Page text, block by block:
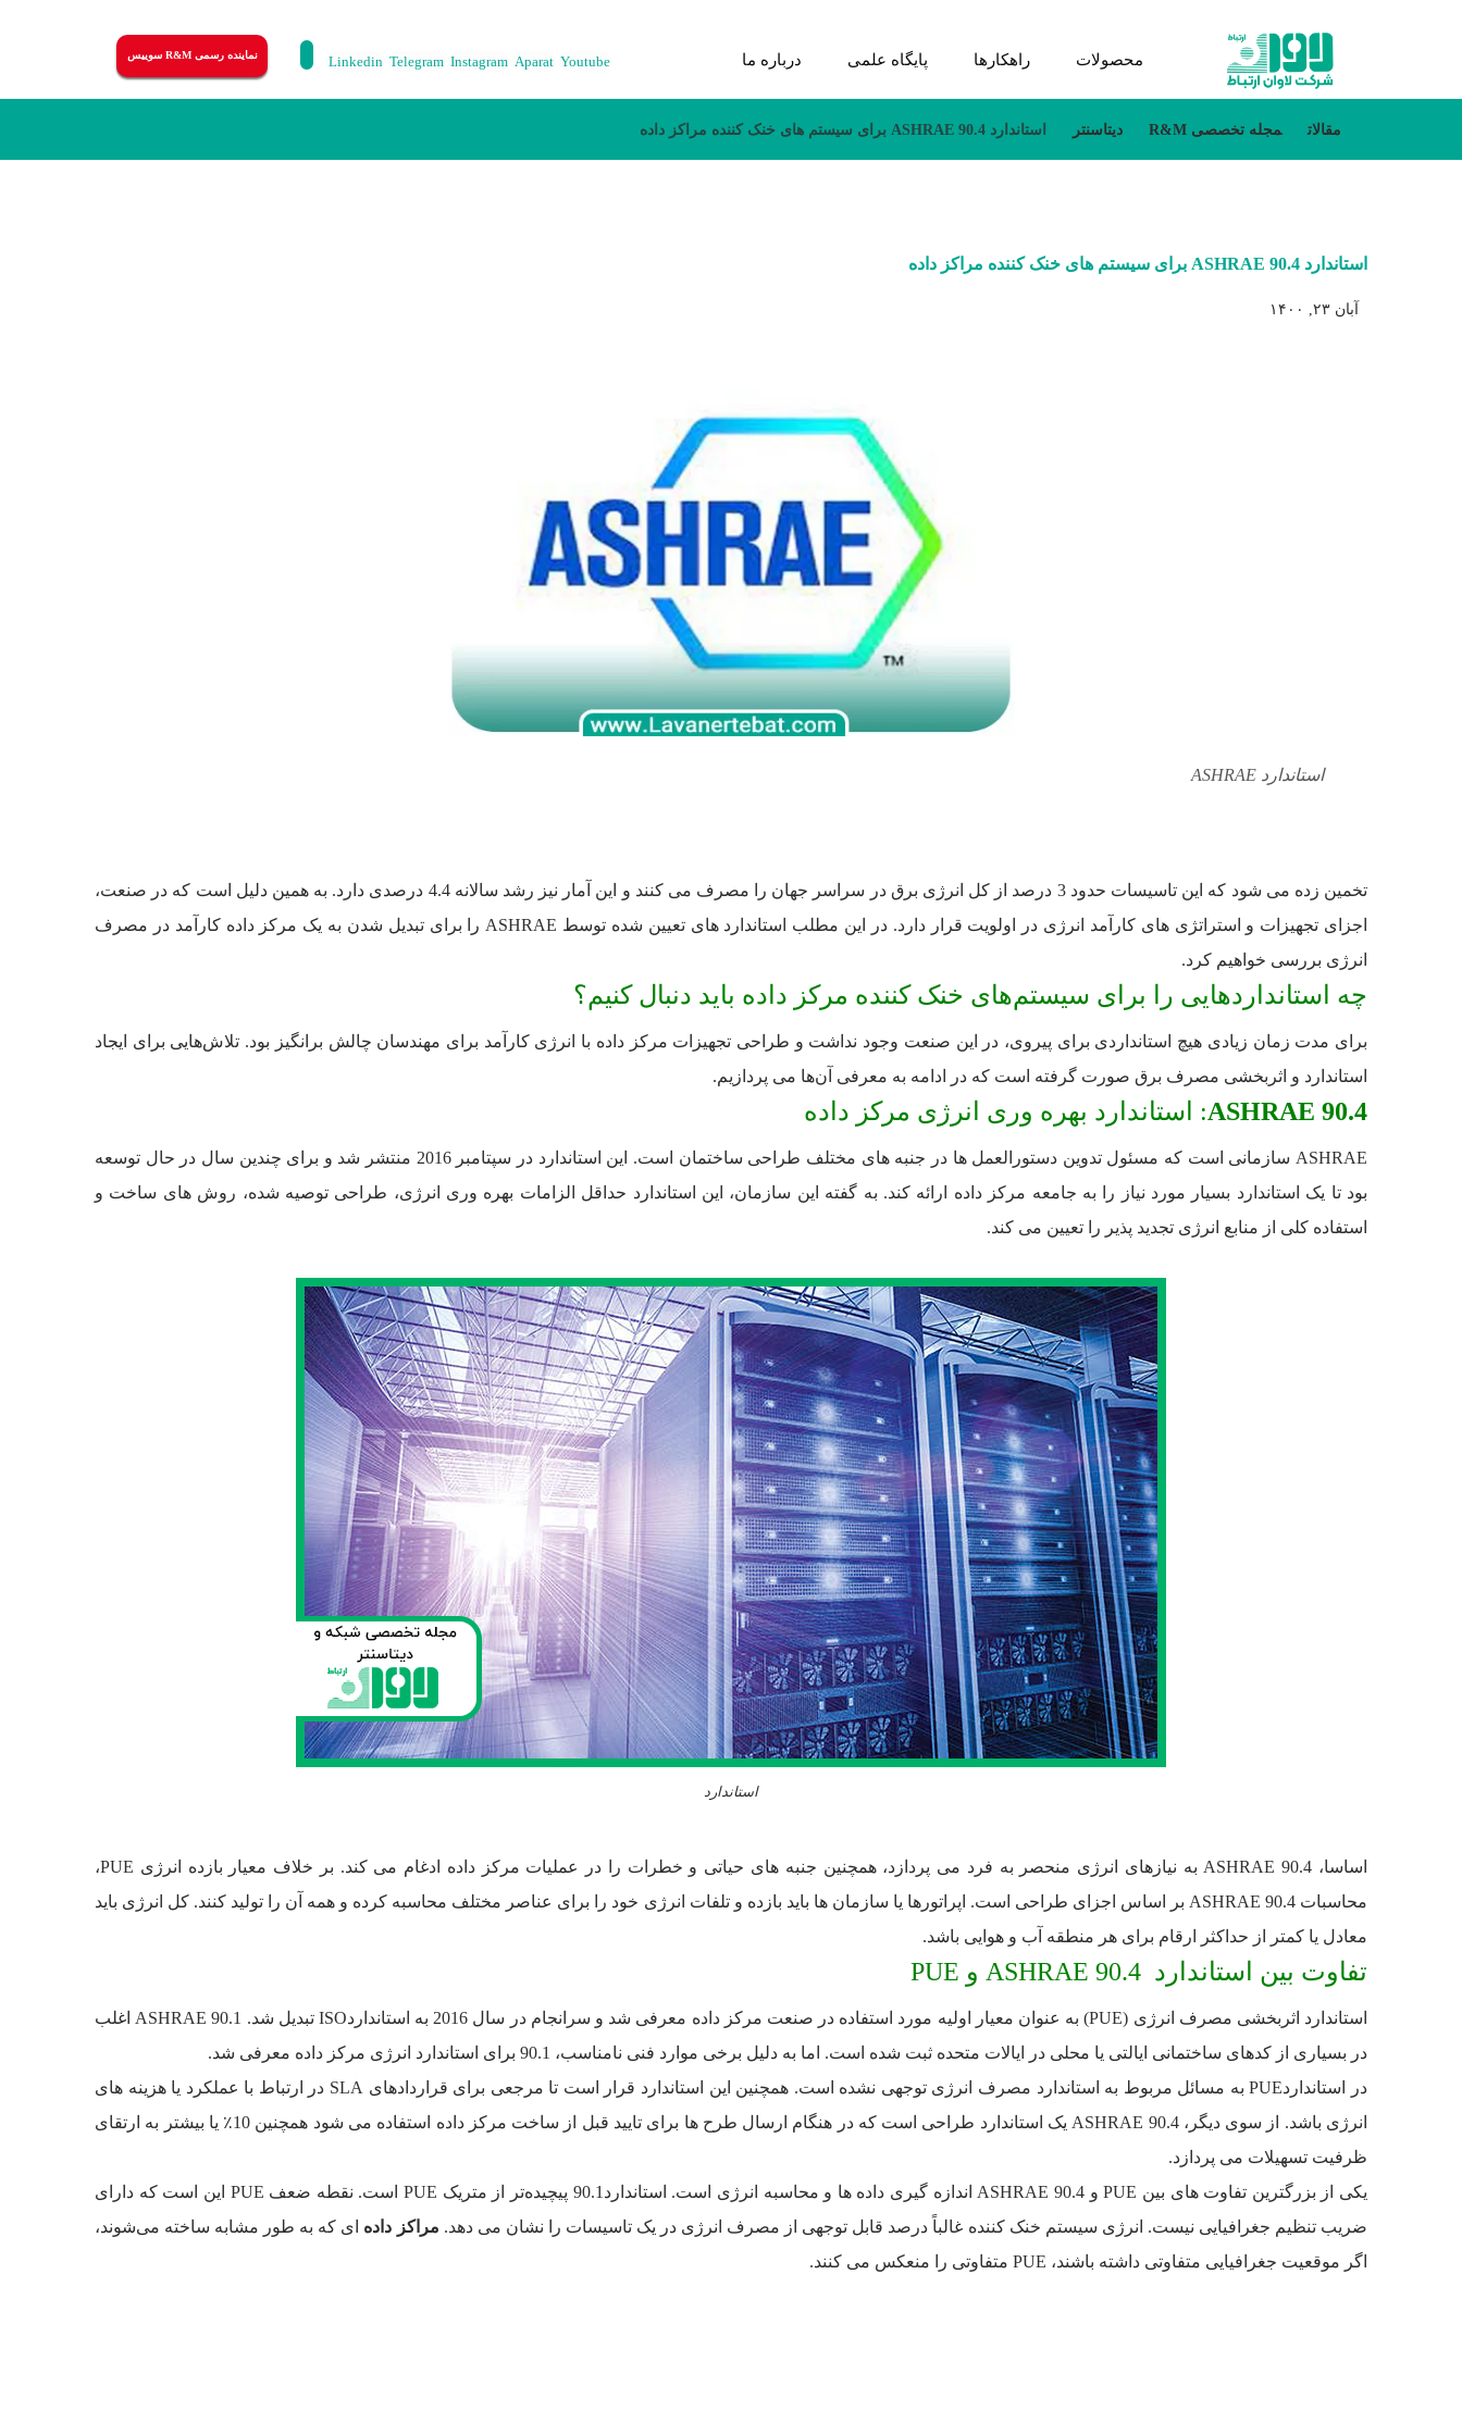
محصولات راهکارها پایگاه علمی درباره ما نماینده رسمی R&M سوییس Linkedin Telegram Instagram Aparat Youtube
مقالات مجله تخصصی R&M دیتاسنتر استاندارد ASHRAE 90.4 برای سیستم های خنک کننده مراکز داده
استاندارد ASHRAE 90.4 برای سیستم های خنک کننده مراکز داده
آبان ۲۳, ۱۴۰۰
استاندارد ASHRAE
تخمین زده می شود که این تاسیسات حدود 3 درصد از کل انرژی برق در سراسر جهان را مصرف می کنند و این آمار نیز رشد سالانه 4.4 درصدی دارد. به همین دلیل است که در صنعت،
اجزای تجهیزات و استراتژی های کارآمد انرژی در اولویت قرار دارد. در این مطلب استاندارد های تعیین شده توسط ASHRAE را برای تبدیل شدن به یک مرکز داده کارآمد در مصرف
انرژی بررسی خواهیم کرد.
چه استانداردهایی را برای سیستم‌های خنک کننده مرکز داده باید دنبال کنیم؟
برای مدت زمان زیادی هیچ استانداردی برای پیروی، در این صنعت وجود نداشت و طراحی تجهیزات مرکز داده با انرژی کارآمد برای مهندسان چالش برانگیز بود. تلاش‌هایی برای ایجاد
استاندارد و اثربخشی مصرف برق صورت گرفته است که در ادامه به معرفی آن‌ها می پردازیم.
ASHRAE 90.4: استاندارد بهره وری انرژی مرکز داده
ASHRAE سازمانی است که مسئول تدوین دستورالعمل ها در جنبه های مختلف طراحی ساختمان است. این استاندارد در سپتامبر 2016 منتشر شد و برای چندین سال در حال توسعه
بود تا یک استاندارد بسیار مورد نیاز را به جامعه مرکز داده ارائه کند. به گفته این سازمان، این استاندارد حداقل الزامات بهره وری انرژی، طراحی توصیه شده، روش های ساخت و
استفاده کلی از منابع انرژی تجدید پذیر را تعیین می کند.
استاندارد
اساسا، ASHRAE 90.4 به نیازهای انرژی منحصر به فرد می پردازد، همچنین جنبه های حیاتی و خطرات را در عملیات مرکز داده ادغام می کند. بر خلاف معیار بازده انرژی PUE،
محاسبات ASHRAE 90.4 بر اساس اجزای طراحی است. اپراتورها یا سازمان ها باید بازده و تلفات انرژی خود را برای عناصر مختلف محاسبه کرده و همه آن را تولید کنند. کل انرژی باید
معادل یا کمتر از حداکثر ارقام برای هر منطقه آب و هوایی باشد.
تفاوت بین استاندارد ASHRAE 90.4 و PUE
استاندارد اثربخشی مصرف انرژی (PUE) به عنوان معیار اولیه مورد استفاده در صنعت مرکز داده معرفی شد و سرانجام در سال 2016 به استانداردISO تبدیل شد. ASHRAE 90.1 اغلب
در بسیاری از کدهای ساختمانی ایالتی یا محلی در ایالات متحده ثبت شده است. اما به دلیل برخی موارد فنی نامناسب، 90.1 برای استاندارد انرژی مرکز داده معرفی شد.
در استانداردPUE به مسائل مربوط به استاندارد مصرف انرژی توجهی نشده است. همچنین این استاندارد قرار است تا مرجعی برای قراردادهای SLA در ارتباط با عملکرد یا هزینه های
انرژی باشد. از سوی دیگر، ASHRAE 90.4 یک استاندار‌د طراحی است که در هنگام ارسال طرح ها برای تایید قبل از ساخت مرکز داده استفاده می شود همچنین 10٪ یا بیشتر به ارتقای
ظرفیت تسهیلات می پردازد.
یکی از بزرگترین تفاوت های بین PUE و ASHRAE 90.4 اندازه گیری داده ها و محاسبه انرژی است. استاندارد90.1 پیچیده‌تر از متریک PUE است. نقطه ضعف PUE این است که دارای
ضریب تنظیم جغرافیایی نیست. انرژی سیستم خنک کننده غالباً درصد قابل توجهی از مصرف انرژی در یک تاسیسات را نشان می دهد. مراکز داده ای که به طور مشابه ساخته می‌شوند،
اگر موقعیت جغرافیایی متفاوتی داشته باشند، PUE متفاوتی را منعکس می کنند.